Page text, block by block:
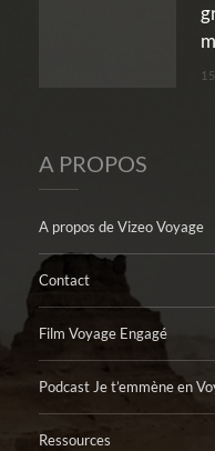
A PROPOS
A propos de Vizeo Voyage
Contact
Film Voyage Engagé
Podcast Je t’emmène en
Ressources